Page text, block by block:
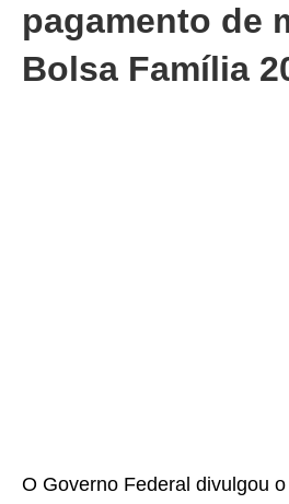
pagamento de
Bolsa Família
O Governo Federal divulgou o